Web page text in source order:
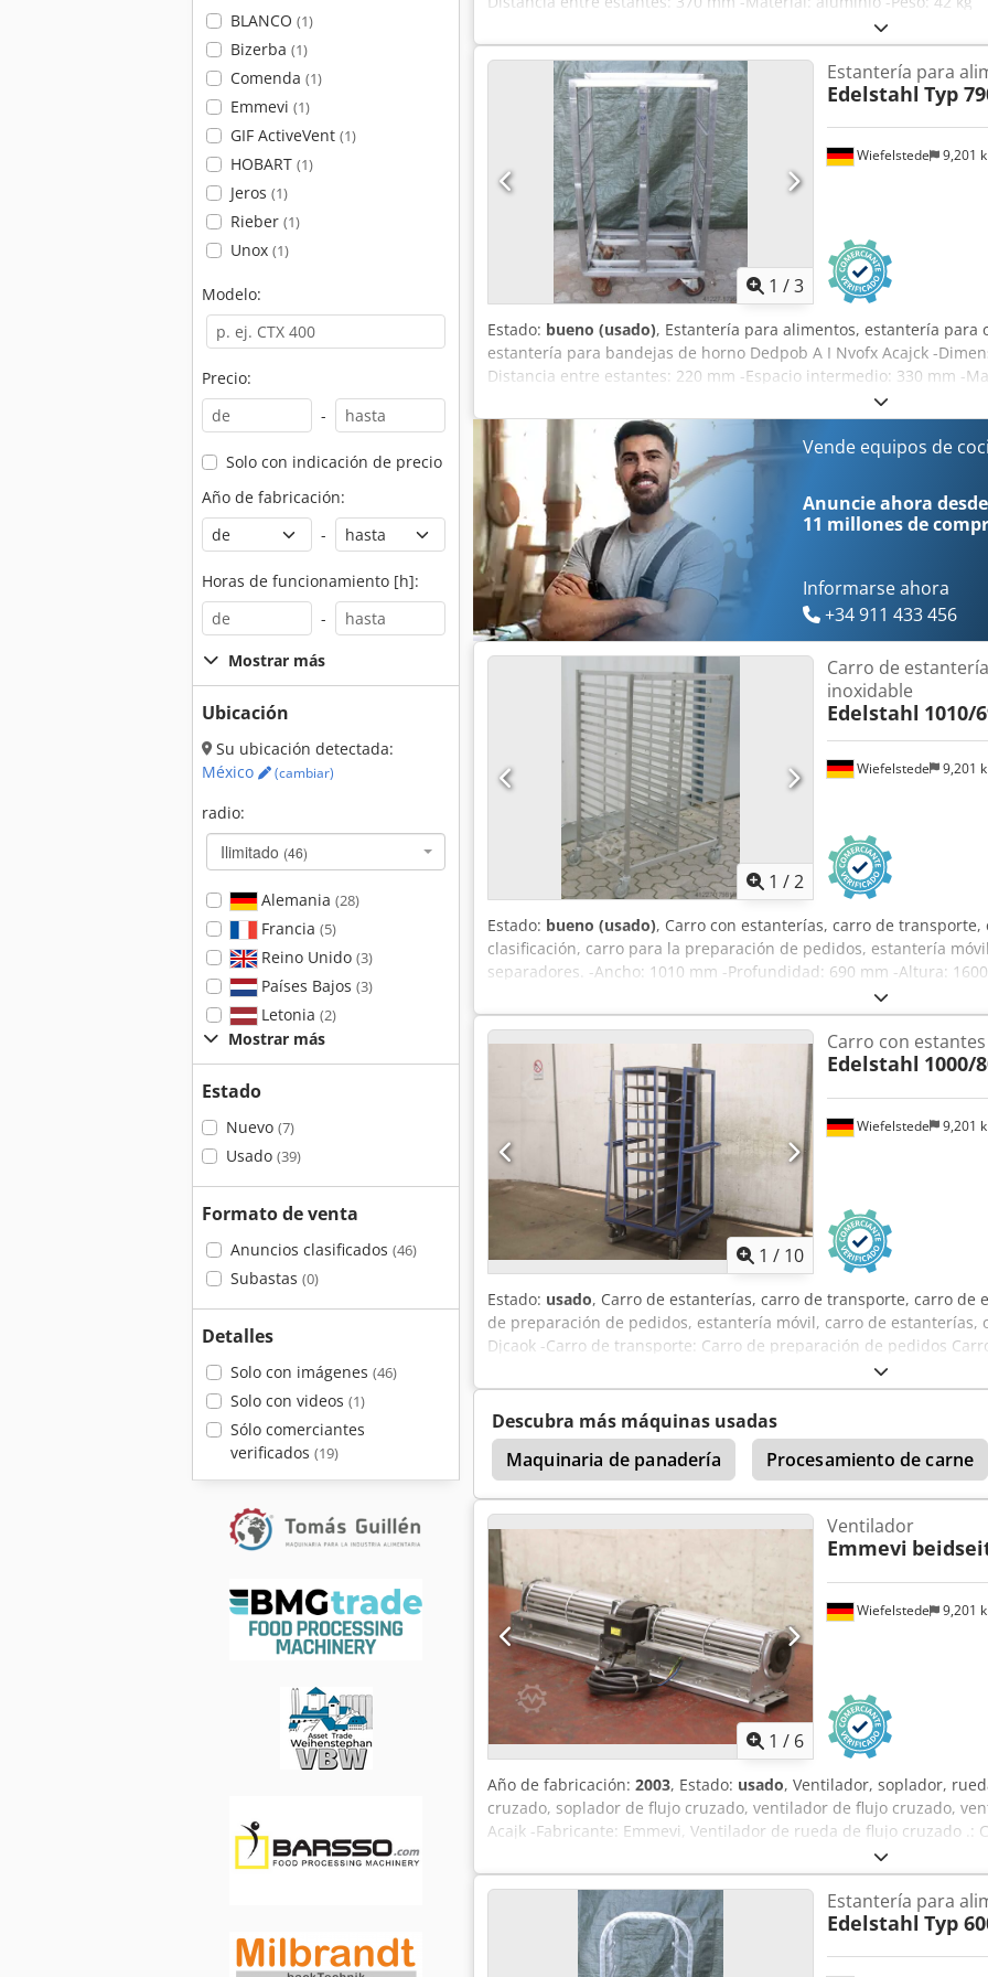
BLANCO (1)
Bizerba (1)
Comenda (1)
Emmevi (1)
GIF ActiveVent (1)
HOBART (1)
Jeros (1)
Rieber (1)
Unox (1)
Modelo:
Precio:
-
Solo con indicación de precio
Año de fabricación:
-
Horas de funcionamiento [h]:
-
Mostrar más
Ubicación
Su ubicación detectada:
México
(cambiar)
radio:
Ilimitado (46)
Alemania (28)
Francia (5)
Reino Unido (3)
Países Bajos (3)
Letonia (2)
Mostrar más
Estado
Nuevo (7)
Usado (39)
Formato de venta
Anuncios clasificados (46)
Subastas (0)
Detalles
Solo con imágenes (46)
Solo con videos (1)
Sólo comerciantes
verificados (19)
1 /3
Wiefelstede 9,201
Estantería para
Edelstahl Typ
Estado: bueno (usado), Estantería para alimentos, estantería para
estantería para bandejas de horno Dedpob A I Nvofx Acajck -
Distancia entre estantes: 220 mm -Espacio intermedio: 330 mm -
Vende equipos de
Anuncie ahora desde
11 millones de
Informarse ahora
+34 911 433 456
1 /2
Wiefelstede 9,201
Carro de
inoxidable
Edelstahl 1010/
Estado: bueno (usado), Carro con estanterías, carro de
clasificación, carro para la preparación de pedidos, estantería
separadores. -Ancho: 1010 mm -Profundidad: 690 mm -Altura:
-Material: Acero inoxidable -Ancho de la lámina: 460 mm Dsdpfx
disponible -Peso: 45 kg
1 / 10
Wiefelstede 9,201
Carro con estantes
Edelstahl 1000/
Estado: usado, Carro de estanterías, carro de transporte, carro de
de preparación de pedidos, estantería móvil, carro de estanterías,
Djcaok -Carro de transporte: Carro de preparación de pedidos
dispuestos en diagonal -Dimensiones: ver fotos -Chasis: 4 ruedas
1000/800/H1700 mm -Peso: 103 kg
Descubra más máquinas usadas
Maquinaria de panadería
Procesamiento de carne
Horno De Conveccion
1 / 6
Wiefelstede 9,201
Ventilador
Emmevi
Año de fabricación: 2003, Estado: usado, Ventilador, soplador,
cruzado, soplador de flujo cruzado, ventilador de flujo cruzado,
Acajk -Fabricante: Emmevi, Ventilador de rueda de flujo cruzado .:
ventilador: Ø 60 x 180 mm en ambos lados -Cantidad: 14
Dimensión: 470/100/H95 mm -Peso: 2 kg/unidad.
Estantería para
Edelstahl Typ